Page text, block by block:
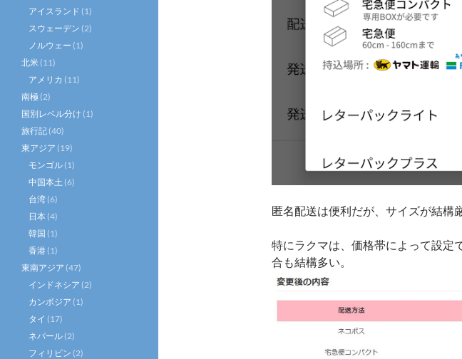
匿名配送は便利だが、サイズが結構
特にラクマは、価格帯によって設定
合も結構多い。
アイスランド (1)
スウェーデン (2)
ノルウェー (1)
北米 (11)
アメリカ (11)
南極 (2)
国別レベル分け (1)
旅行記 (40)
東アジア (19)
モンゴル (1)
中国本土 (6)
台湾 (6)
日本 (4)
韓国 (1)
香港 (1)
東南アジア (47)
インドネシア (2)
カンボジア (1)
タイ (17)
ネパール (2)
フィリピン (2)